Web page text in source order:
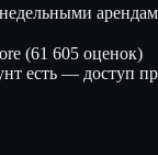
(61 605 оценок)
есть — доступ